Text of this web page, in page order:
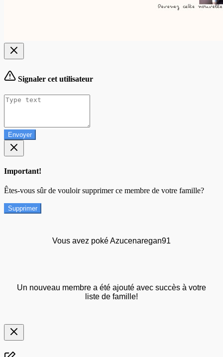
Signaler cet utilisateur
Envoyer
Important!
Êtes-vous sûr de vouloir supprimer ce membre de votre famille?
Supprimer
Vous avez poké Azucenaregan91
Un nouveau membre a été ajouté avec succès à votre
liste de famille!